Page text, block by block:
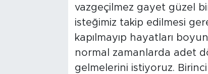
vazgeçilmez gayet güzel
isteğimiz takip edilmesi
kapılmayıp hayatları
normal zamanlarda adet
gelmelerini istiyoruz.